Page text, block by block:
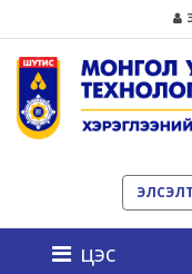
цэс